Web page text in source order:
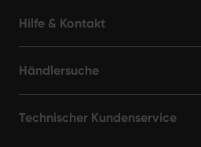
Hilfe & Kontakt
Händlersuche
Technischer Kundenservice